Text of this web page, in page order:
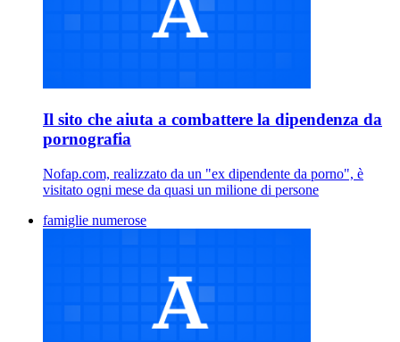
Il sito che aiuta a combattere la dipendenza da
pornografia
Nofap.com, realizzato da un "ex dipendente da porno", è
visitato ogni mese da quasi un milione di persone
famiglie numerose